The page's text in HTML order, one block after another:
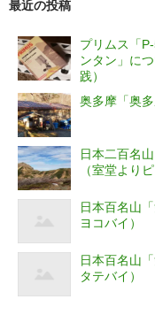
最近の投稿
プリムス「
ンタン」に
践）
奥多摩「奥多
日本二百名
（室堂より
日本百名山
ヨコバイ）
日本百名山
タテバイ）